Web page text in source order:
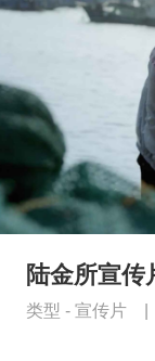
陆金所宣传
类型 - 宣传片